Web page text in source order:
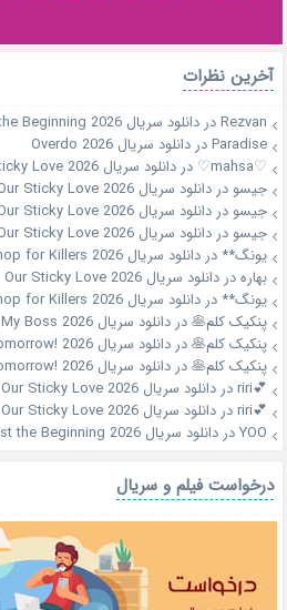
آخرین نظرات
Rezvanدردانلود سریال The Affair Was Just the Beginning 2026
Paradiseدردانلود سریال Overdo 2026
♡mahsa♡
دردانلود سریال Our Sticky Love 2026
جیسو دردانلود سریال Our Sticky Love 2026
جیسو دردانلود سریال Our Sticky Love 2026
جیسو دردانلود سریال Our Sticky Love 2026
یونگ** دردانلود سریال A Shop for Killers 2026
بهارهدردانلود سریال Our Sticky Love 2026
یونگ** دردانلود سریال A Shop for Killers 2026
پنکیک کلم🥞دردانلود سریال My Bias, My Boss 2026
پنکیک کلم🥞دردانلود سریال See You at Work Tomorrow! 2026
پنکیک کلم🥞دردانلود سریال See You at Work Tomorrow! 2026
💕riri
دردانلود سریال Our Sticky Love 2026
💕riri
دردانلود سریال Our Sticky Love 2026
YOOدردانلود سریال The Affair Was Just the Beginning 2026
درخواست فیلم و سریال